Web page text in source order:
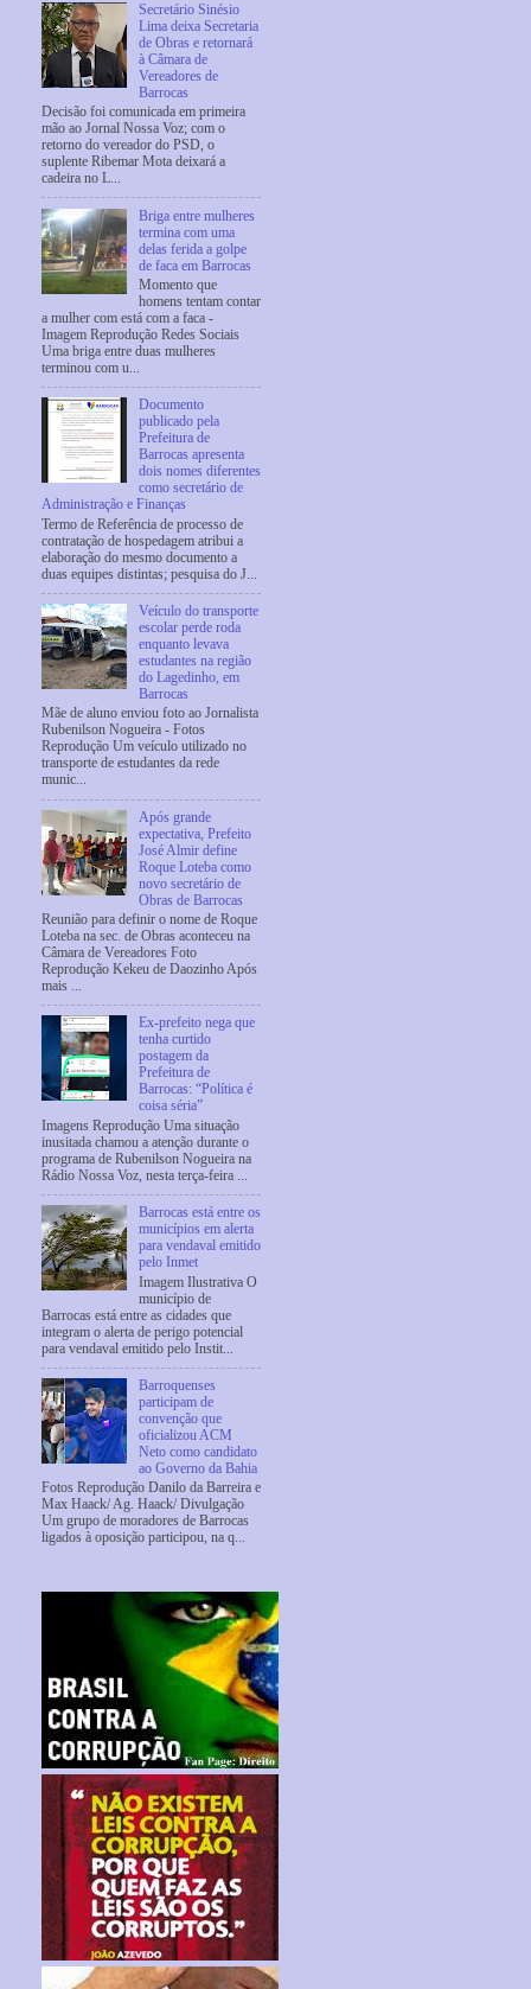
Secretário Sinésio
Lima deixa Secretaria
de Obras e retornará
à Câmara de
Vereadores de
Barrocas
Decisão foi comunicada em primeira
mão ao Jornal Nossa Voz; com o
retorno do vereador do PSD, o
suplente Ribemar Mota deixará a
cadeira no L...
Briga entre mulheres
termina com uma
delas ferida a golpe
de faca em Barrocas
Momento que
homens tentam contar
a mulher com está com a faca -
Imagem Reprodução Redes Sociais
Uma briga entre duas mulheres
terminou com u...
Documento
publicado pela
Prefeitura de
Barrocas apresenta
dois nomes diferentes
como secretário de
Administração e Finanças
Termo de Referência de processo de
contratação de hospedagem atribui a
elaboração do mesmo documento a
duas equipes distintas; pesquisa do J...
Veículo do transporte
escolar perde roda
enquanto levava
estudantes na região
do Lagedinho, em
Barrocas
Mãe de aluno enviou foto ao Jornalista
Rubenilson Nogueira - Fotos
Reprodução Um veículo utilizado no
transporte de estudantes da rede
munic...
Após grande
expectativa, Prefeito
José Almir define
Roque Loteba como
novo secretário de
Obras de Barrocas
Reunião para definir o nome de Roque
Loteba na sec. de Obras aconteceu na
Câmara de Vereadores Foto
Reprodução Kekeu de Daozinho Após
mais ...
Ex-prefeito nega que
tenha curtido
postagem da
Prefeitura de
Barrocas: “Política é
coisa séria”
Imagens Reprodução Uma situação
inusitada chamou a atenção durante o
programa de Rubenilson Nogueira na
Rádio Nossa Voz, nesta terça-feira ...
Barrocas está entre os
municípios em alerta
para vendaval emitido
pelo Inmet
Imagem Ilustrativa O
município de
Barrocas está entre as cidades que
integram o alerta de perigo potencial
para vendaval emitido pelo Instit...
Barroquenses
participam de
convenção que
oficializou ACM
Neto como candidato
ao Governo da Bahia
Fotos Reprodução Danilo da Barreira e
Max Haack/ Ag. Haack/ Divulgação
Um grupo de moradores de Barrocas
ligados à oposição participou, na q...